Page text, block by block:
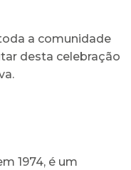
a comunidade
desta celebração
1974, é um